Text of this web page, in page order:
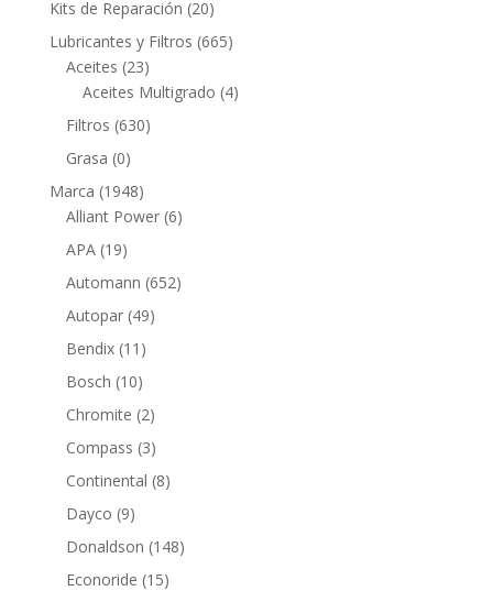
Kits de Reparación 2020
productos
Lubricantes y Filtros 665665
Aceites 2323
productos
Aceites Multigrado 44
Filtros 630630
Grasa 00
productos
Marca 19481948
productos
Alliant Power 66
APA 1919
productos
Automann 652652
Autopar 4949
Bendix 11 11
productos
Bosch 1010
productos
Chromite 22
productos
Compass 33
productos
Continental 88
Dayco 99
productos
Donaldson 148148
Econoride 1515